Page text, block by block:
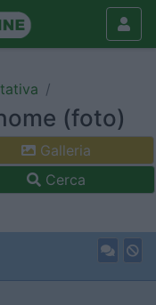
(foto)
Galleria
Cerca